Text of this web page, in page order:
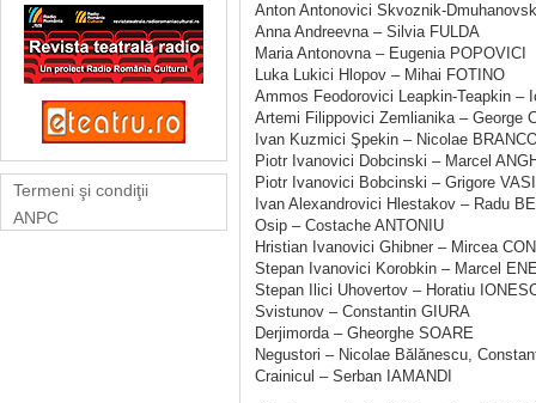
Termeni şi condiţii
ANPC
Anton Antonovici Skvoznik-
Anna Andreevna – Silvia FULDA
Maria Antonovna – Eugenia POPOVICI
Luka Lukici Hlopov – Mihai FOTINO
Ammos Feodorovici Leapkin-Teapkin –
Artemi Filippovici Zemlianika – George
Ivan Kuzmici Şpekin – Nicolae
Piotr Ivanovici Dobcinski – Marcel
Piotr Ivanovici Bobcinski – Grigore
Ivan Alexandrovici Hlestakov – Radu
Osip – Costache ANTONIU
Hristian Ivanovici Ghibner – Mircea
Stepan Ivanovici Korobkin – Marcel
Stepan Ilici Uhovertov – Horatiu
Svistunov – Constantin GIURA
Derjimorda – Gheorghe SOARE
Negustori – Nicolae Bălănescu,
Crainicul – Serban IAMANDI